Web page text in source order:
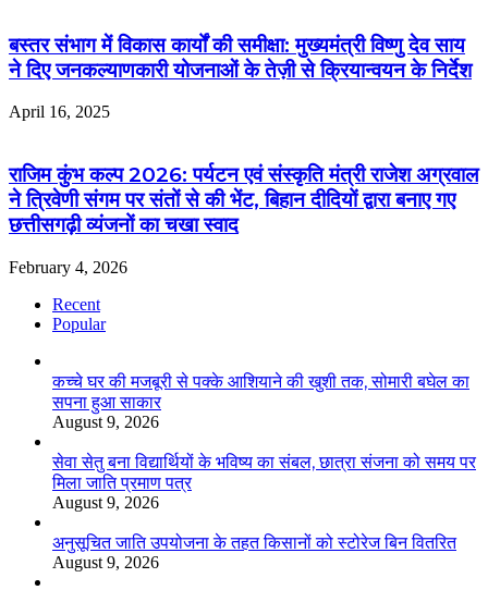
बस्तर संभाग में विकास कार्यों की समीक्षा: मुख्यमंत्री विष्णु देव साय
ने दिए जनकल्याणकारी योजनाओं के तेज़ी से क्रियान्वयन के निर्देश
April 16, 2025
राजिम कुंभ कल्प 2026: पर्यटन एवं संस्कृति मंत्री राजेश अग्रवाल
ने त्रिवेणी संगम पर संतों से की भेंट, बिहान दीदियों द्वारा बनाए गए
छत्तीसगढ़ी व्यंजनों का चखा स्वाद
February 4, 2026
Recent
Popular
कच्चे घर की मजबूरी से पक्के आशियाने की खुशी तक, सोमारी बघेल का
सपना हुआ साकार
August 9, 2026
सेवा सेतु बना विद्यार्थियों के भविष्य का संबल, छात्रा संजना को समय पर
मिला जाति प्रमाण पत्र
August 9, 2026
अनुसूचित जाति उपयोजना के तहत किसानों को स्टोरेज बिन वितरित
August 9, 2026